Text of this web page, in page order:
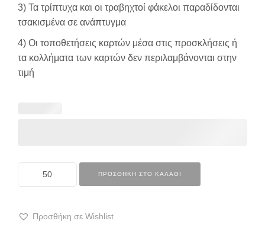
3) Τα τρίπτυχα και οι τραβηχτοί φάκελοι παραδίδονται
τσακισμένα σε ανάπτυγμα
4) Οι τοποθετήσεις καρτών μέσα στις προσκλήσεις ή
τα κολλήματα των καρτών δεν περιλαμβάνονται στην
τιμή
ΠΡΟΣΘΉΚΗ ΣΤΟ ΚΑΛΆΘΙ
Προσθήκη σε Wishlist